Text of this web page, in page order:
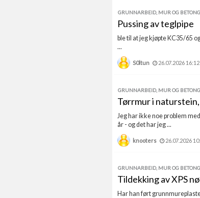
GRUNNARBEID, MUR OG BETONG
Pussing av teglpipe
ble til at jeg kjøpte KC35/65
...
S0ltun 26.07.2026 16:12
GRUNNARBEID, MUR OG BETONG
Tørrmur i
Jeg har ikke noe problem
år - og det har jeg ...
knooters 26.07.2026
GRUNNARBEID, MUR OG BETONG
Tildekking av XPS
Har han ført